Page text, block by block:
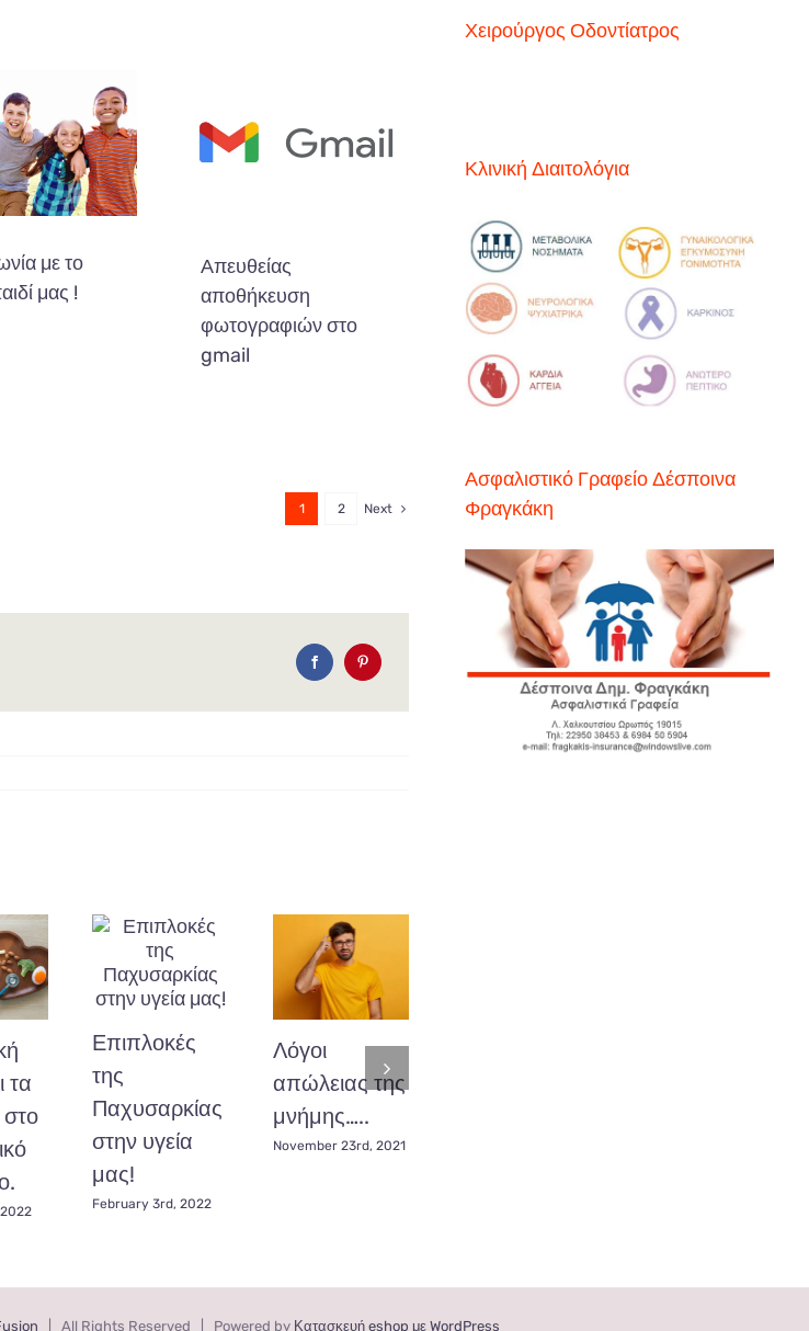
με το
μας !
Απευθείας
αποθήκευση
φωτογραφιών στο
gmail
1 2 Next
τα
Επιπλοκές
της
Παχυσαρκίας
στην υγεία
μας!
February 3rd, 2022
Λόγοι
απώλειας της
μνήμης…..
November 23rd, 2021
November 22nd, 2021
Χειρούργος Οδοντίατρος
Κλινική Διαιτολόγια
Ασφαλιστικό Γραφείο Δέσποινα
Φραγκάκη
| All Rights Reserved | Powered by Κατασκευή eshop με WordPress